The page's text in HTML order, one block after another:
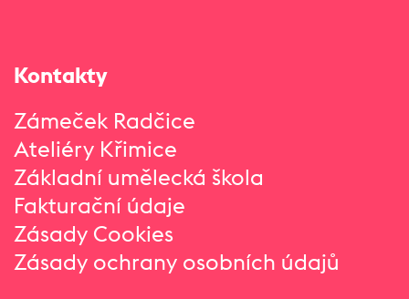
Kontakty
Zámeček Radčice
Ateliéry Křimice
Základní umělecká škola
Fakturační údaje
Zásady Cookies
Zásady ochrany osobních údajů